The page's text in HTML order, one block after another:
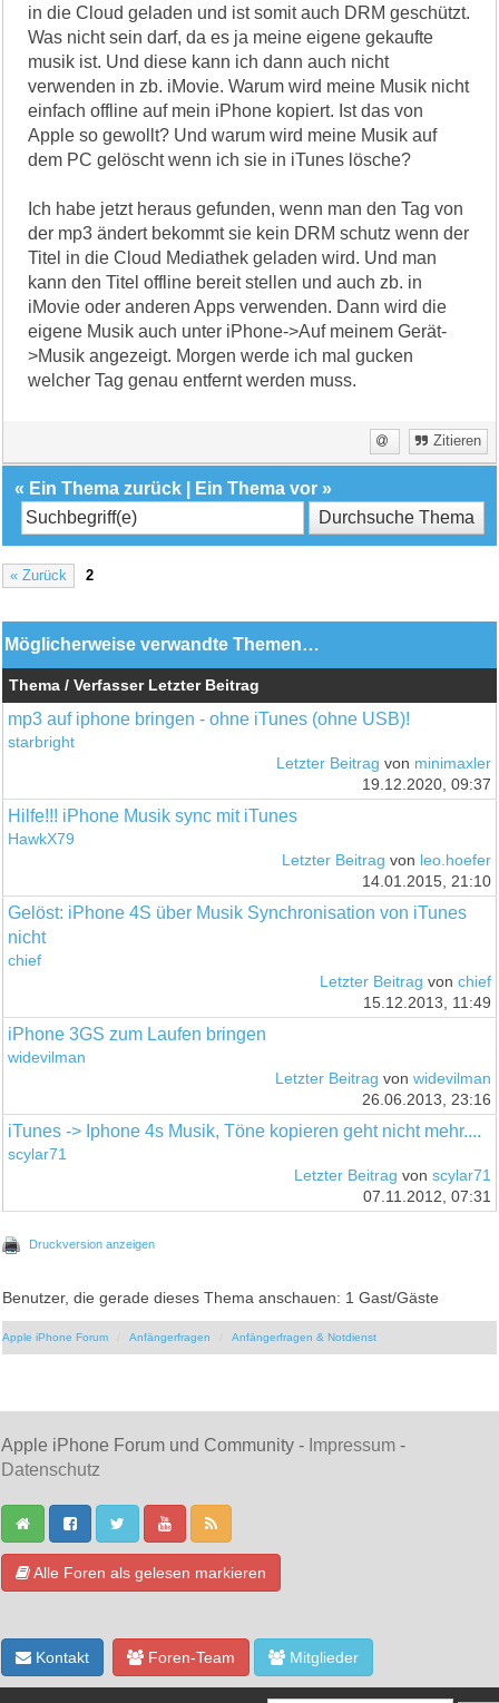
in die Cloud geladen und ist somit auch DRM geschützt.
Was nicht sein darf, da es ja meine eigene gekaufte
musik ist. Und diese kann ich dann auch nicht
verwenden in zb. iMovie. Warum wird meine Musik nicht
einfach offline auf mein iPhone kopiert. Ist das von
Apple so gewollt? Und warum wird meine Musik auf
dem PC gelöscht wenn ich sie in iTunes lösche?
Ich habe jetzt heraus gefunden, wenn man den Tag von
der mp3 ändert bekommt sie kein DRM schutz wenn der
Titel in die Cloud Mediathek geladen wird. Und man
kann den Titel offline bereit stellen und auch zb. in
iMovie oder anderen Apps verwenden. Dann wird die
eigene Musik auch unter iPhone->Auf meinem Gerät-
>Musik angezeigt. Morgen werde ich mal gucken
welcher Tag genau entfernt werden muss.
Zitieren
« Ein Thema zurück Ein Thema vor »
« Zurück 2
Möglicherweise verwandte Themen…
Thema / Verfasser Letzter Beitrag
mp3 auf iphone bringen - ohne iTunes (ohne USB)!
starbright
Letzter Beitrag von minimaxler
19.12.2020, 09:37
Hilfe!!! iPhone Musik sync mit iTunes
HawkX79
Letzter Beitrag von leo.hoefer
14.01.2015, 21:10
Gelöst: iPhone 4S über Musik Synchronisation von iTunes
nicht
chief
Letzter Beitrag von chief
15.12.2013, 11:49
iPhone 3GS zum Laufen bringen
widevilman
Letzter Beitrag von widevilman
26.06.2013, 23:16
iTunes -> Iphone 4s Musik, Töne kopieren geht nicht mehr....
scylar71
Letzter Beitrag von scylar71
07.11.2012, 07:31
Druckversion anzeigen
Benutzer, die gerade dieses Thema anschauen: 1 Gast/Gäste
Apple iPhone Forum Anfängerfragen Anfängerfragen & Notdienst
Apple iPhone Forum und Community - Impressum -
Datenschutz
Alle Foren als gelesen markieren
Kontakt Foren-Team Mitglieder